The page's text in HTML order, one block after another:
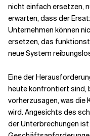
nicht einfach ersetzen,
erwarten, dass der
Unternehmen können
ersetzen, das
neue System
Eine der
heute konfrontiert sind,
vorherzusagen, was die
wird. Angesichts des
der Unterbrechungen